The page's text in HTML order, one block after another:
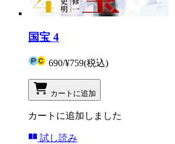
国宝 4
690/¥759(税込)
カートに追加
カートに追加しました
試し読み